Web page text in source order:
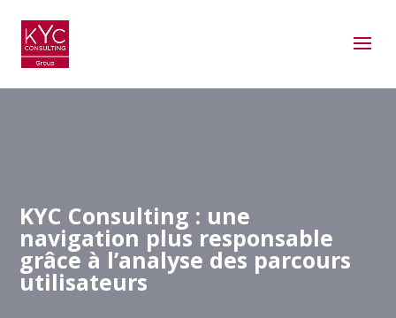
KYC Consulting : une
navigation plus responsable
grâce à l’analyse des parcours
utilisateurs